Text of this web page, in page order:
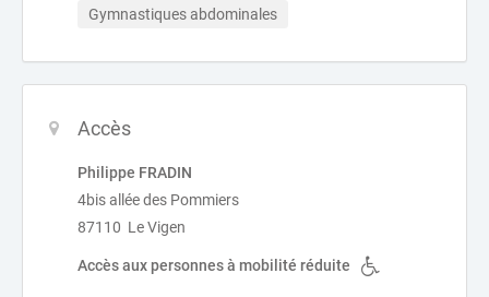
Gymnastiques abdominales
Accès
Philippe FRADIN
4bis allée des Pommiers
87110 Le Vigen
Accès aux personnes à mobilité réduite